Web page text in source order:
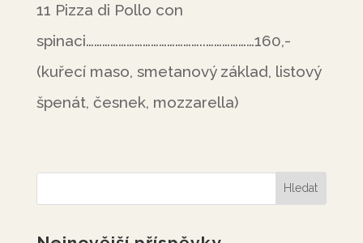
11 Pizza di Pollo con
spinaci……………………………………..………………160,-
(kuřecí maso, smetanový základ, listový
špenát, česnek, mozzarella)